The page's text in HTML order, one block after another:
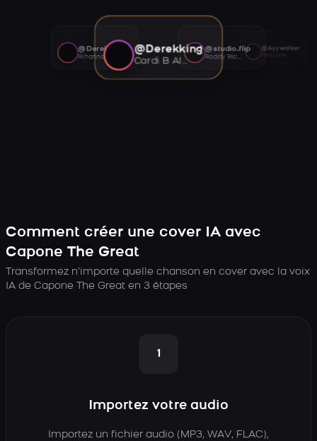
@Derekking
Cardi B AI voice
@studio.flip
Roddy Ricch AI voice
@Ayywalker
@Derekking
Rihanna AI voice
Comment créer une cover IA avec
Capone The Great
Transformez n’importe quelle chanson en cover avec la voix
IA de Capone The Great en 3 étapes
1
Importez votre audio
Importez un fichier audio (MP3, WAV, FLAC),